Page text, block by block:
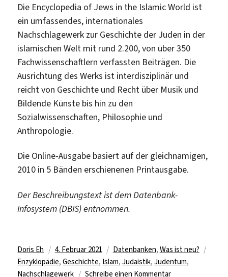
Die Encyclopedia of Jews in the Islamic World ist
ein umfassendes, internationales
Nachschlagewerk zur Geschichte der Juden in der
islamischen Welt mit rund 2.200, von über 350
Fachwissenschaftlern verfassten Beiträgen. Die
Ausrichtung des Werks ist interdisziplinär und
reicht von Geschichte und Recht über Musik und
Bildende Künste bis hin zu den
Sozialwissenschaften, Philosophie und
Anthropologie.
Die Online-Ausgabe basiert auf der gleichnamigen,
2010 in 5 Bänden erschienenen Printausgabe.
Der Beschreibungstext ist dem Datenbank-
Infosystem (DBIS) entnommen.
Autor
Doris Eh
Veröffentlicht
am
4. Februar 2021 Kategorien
Datenbanken, Was ist neu?
Enzyklopädie,Geschichte, Islam,Judaistik,Judentum,
Nachschlagewerk
Schreibe einen Kommentarzu